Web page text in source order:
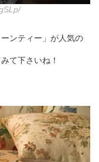
ンティー」が人気の
て下さいね！